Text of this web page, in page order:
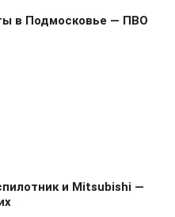
в Подмосковье — ПВО
и Mitsubishi —